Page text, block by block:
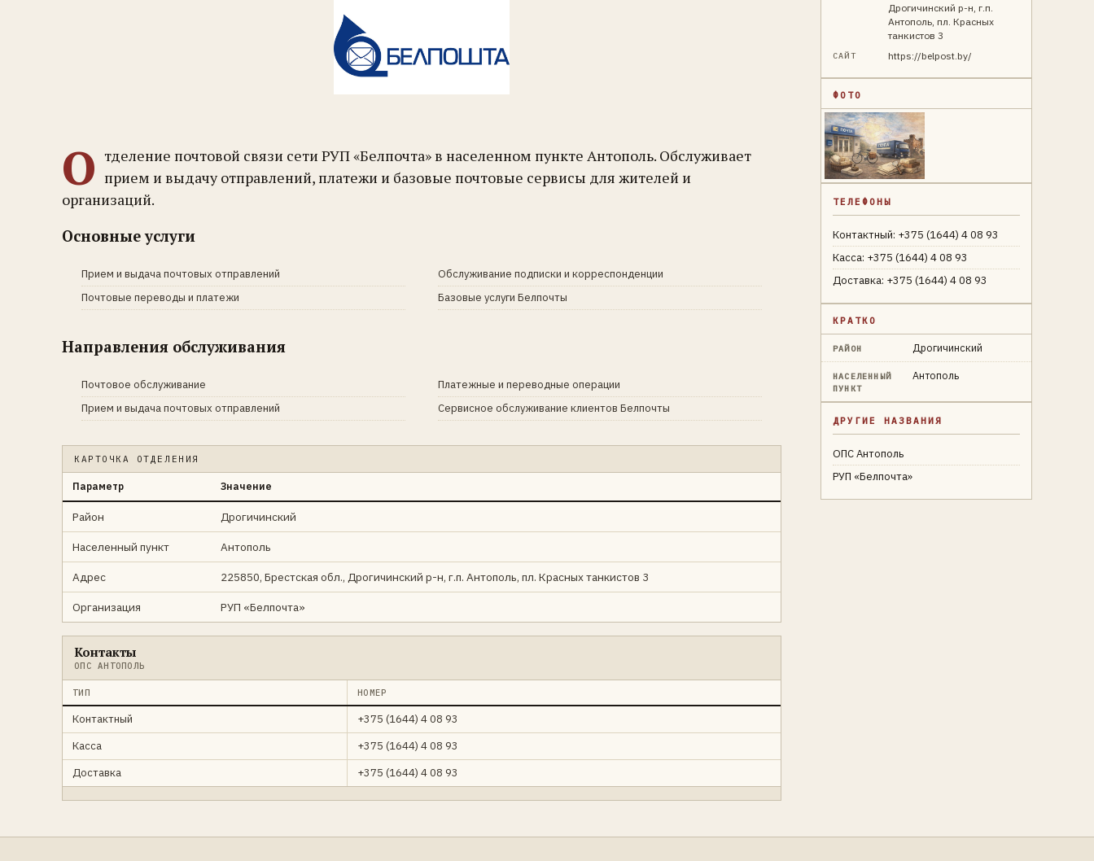
О тделение почтовой связи сети РУП «Белпочта» в населенном пункте Антополь. Обслуживает
прием и выдачу отправлений, платежи и базовые почтовые сервисы для жителей и
организаций.
Основные услуги
Прием и выдача почтовых отправлений
Почтовые переводы и платежи
Обслуживание подписки и корреспонденции
Базовые услуги Белпочты
Направления обслуживания
Почтовое обслуживание
Прием и выдача почтовых отправлений
Платежные и переводные операции
Сервисное обслуживание клиентов Белпочты
КАРТОЧКА ОТДЕЛЕНИЯ
Параметр Значение
Район Дрогичинский
Населенный пункт Антополь
Адрес 225850, Брестская обл., Дрогичинский р-н, г.п. Антополь, пл. Красных танкистов 3
Организация РУП «Белпочта»
Контакты
ОПС АНТОПОЛЬ
ТИП НОМЕР
Контактный
+375 (1644) 4 08 93
Касса
+375 (1644) 4 08 93
Доставка
+375 (1644) 4 08 93
Дрогичинский р-н, г.п.
Антополь, пл. Красных
танкистов 3
САЙТ https://belpost.by/
ФОТО
ТЕЛЕФОНЫ
Контактный: +375 (1644) 4 08 93
Касса: +375 (1644) 4 08 93
Доставка: +375 (1644) 4 08 93
КРАТКО
РАЙОН Дрогичинский
НАСЕЛЕННЫЙ
ПУНКТ
Антополь
ДРУГИЕ НАЗВАНИЯ
ОПС Антополь
РУП «Белпочта»